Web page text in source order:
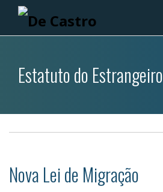
Estatuto do Estrangeiro
Nova Lei de Migração